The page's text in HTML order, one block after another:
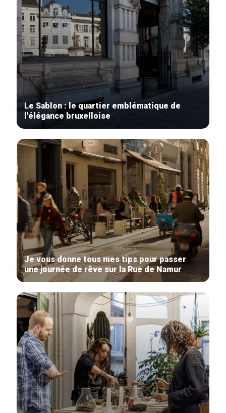
Accueil
Bonnes adresses
Tops 10
Artisans
A propos
Le Sablon : le quartier emblématique de
l'élégance bruxelloise
Je vous donne tous mes tips pour passer
une journée de rêve sur la Rue de Namur